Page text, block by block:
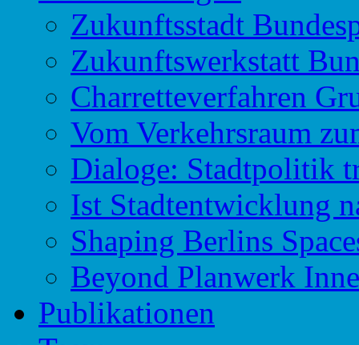
Zukunftsstadt
Zukunftswerkstatt
Charretteverfahren
Vom Verkehrsraum
Dialoge: Stadtpolitik
Ist Stadtentwicklung
Shaping Berlins
Beyond Planwerk
Publikationen